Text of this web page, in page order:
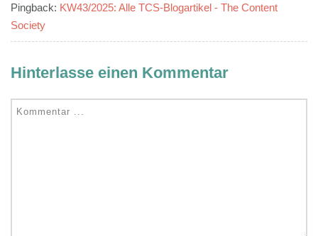
Pingback: KW43/2025: Alle TCS-Blogartikel - The Content
Society
Hinterlasse einen Kommentar